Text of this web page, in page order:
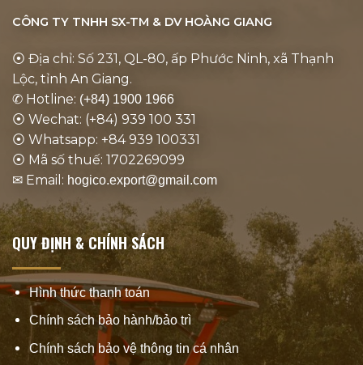
CÔNG TY TNHH SX-TM & DV HOÀNG GIANG
⦿ Địa chỉ: Số 231, QL-80, ấp Phước Ninh, xã Thạnh
Lộc, tỉnh An Giang.
✆ Hotline: (+84) 1900 1966
⦿ Wechat: (+84) 939 100 331
⦿ Whatsapp: +84 939 100331
⦿ Mã số thuế: 1702269099
✉ Email: hogico.export@gmail.com
QUY ĐỊNH & CHÍNH SÁCH
Hình thức thanh toán
Chính sách bảo hành/bảo trì
Chính sách bảo vệ thông tin cá nhân